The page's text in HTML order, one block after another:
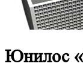
Юнилос